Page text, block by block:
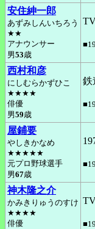
安住紳一郎
あずみしんいちろう
★★
アナウンサー
男53歳
西村和彦
にしむらかずひこ
★★★★
俳優
男59歳
鉄
屋鋪要
やしきかなめ
★★★★★
元プロ野球選手
男67歳
神木隆之介
かみきりゅうのすけ
★★★★
俳優